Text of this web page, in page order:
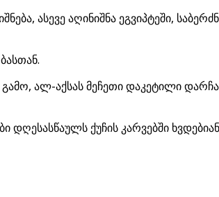
ასევე აღინიშნა ეგვიპტეში,
ალ-აქსას მეჩეთი დაკეტილი
ქუჩის კარვებში